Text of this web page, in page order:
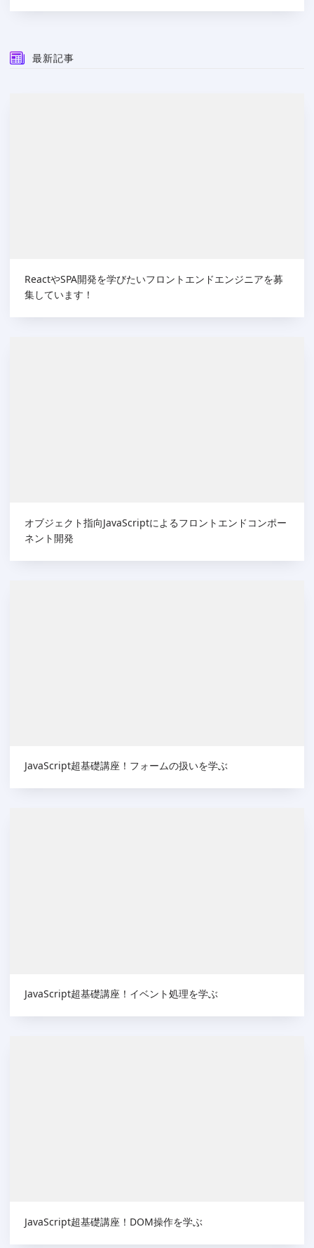
最新記事
ReactやSPA開発を学びたいフロントエンドエンジニアを募
集しています！
オブジェクト指向JavaScriptによるフロントエンドコンポー
ネント開発
JavaScript超基礎講座！フォームの扱いを学ぶ
JavaScript超基礎講座！イベント処理を学ぶ
JavaScript超基礎講座！DOM操作を学ぶ